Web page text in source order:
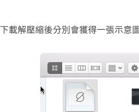
下載解壓縮後分別會獲得一張示意